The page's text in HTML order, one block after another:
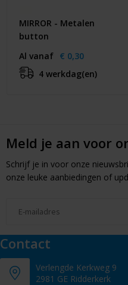
MIRROR - Metalen
button
Al vanaf € 0,30
4 werkdag(en)
Meld je aan voor
Schrijf je in voor onze
onze leuke aanbiedingen of
Contact
Verlengde Kerkweg 9
2981 GE Ridderkerk